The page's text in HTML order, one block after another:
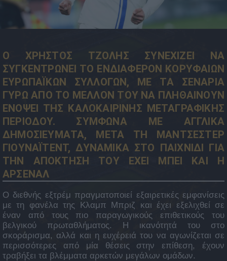
Ο ΧΡΗΣΤΟΣ ΤΖΟΛΗΣ ΣΥΝΕΧΙΖΕΙ ΝΑ
ΣΥΓΚΕΝΤΡΩΝΕΙ ΤΟ ΕΝΔΙΑΦΕΡΟΝ ΚΟΡΥΦΑΙΩΝ
ΕΥΡΩΠΑΪΚΩΝ ΣΥΛΛΟΓΩΝ, ΜΕ ΤΑ ΣΕΝΑΡΙΑ
ΓΥΡΩ ΑΠΟ ΤΟ ΜΕΛΛΟΝ ΤΟΥ ΝΑ ΠΛΗΘΑΙΝΟΥΝ
ΕΝΟΨΕΙ ΤΗΣ ΚΑΛΟΚΑΙΡΙΝΗΣ ΜΕΤΑΓΡΑΦΙΚΗΣ
ΠΕΡΙΟΔΟΥ. ΣΥΜΦΩΝΑ ΜΕ ΑΓΓΛΙΚΑ
ΔΗΜΟΣΙΕΥΜΑΤΑ, ΜΕΤΑ ΤΗ ΜΑΝΤΣΕΣΤΕΡ
ΓΙΟΥΝΑΪΤΕΝΤ, ΔΥΝΑΜΙΚΑ ΣΤΟ ΠΑΙΧΝΙΔΙ ΓΙΑ
ΤΗΝ ΑΠΟΚΤΗΣΗ ΤΟΥ ΕΧΕΙ ΜΠΕΙ ΚΑΙ Η
ΑΡΣΕΝΑΛ
Ο διεθνής εξτρέμ πραγματοποιεί εξαιρετικές εμφανίσεις
με τη φανέλα της Κλαμπ Μπριζ και έχει εξελιχθεί σε
έναν από τους πιο παραγωγικούς επιθετικούς του
βελγικού πρωταθλήματος. Η ικανότητά του στο
σκοράρισμα, αλλά και η ευχέρειά του να αγωνίζεται σε
περισσότερες από μία θέσεις στην επίθεση, έχουν
τραβήξει τα βλέμματα αρκετών μεγάλων ομάδων.